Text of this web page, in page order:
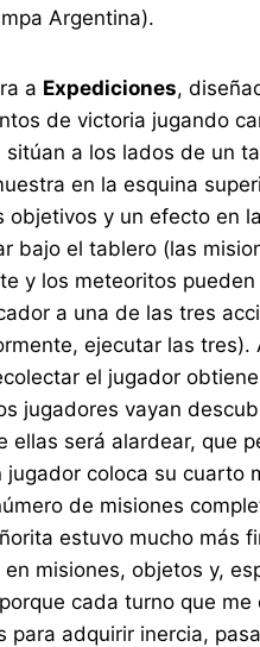
Argentina).
a Expediciones,
de victoria jugando
a los lados de un
en la esquina
y un efecto en
bajo el tablero (las
y los meteoritos
a una de las tres
ejecutar las
el jugador
jugadores vayan
ellas será alardear,
coloca su
de misiones
estuvo mucho más
misiones, objetos y,
cada turno que
adquirir inercia,